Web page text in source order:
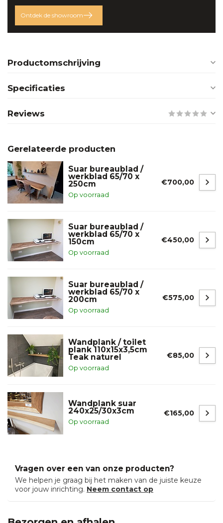
Ontdek de showroom
Productomschrijving
Specificaties
Reviews
Gerelateerde producten
Suar bureaublad /
werkblad 65/70 x
250cm
Op voorraad
€700,00
Suar bureaublad /
werkblad 65/70 x
150cm
Op voorraad
€450,00
Suar bureaublad /
werkblad 65/70 x
200cm
Op voorraad
€575,00
Wandplank / toilet
plank 110x15x3,5cm
Teak naturel
Op voorraad
€85,00
Wandplank suar
240x25/30x3cm
Op voorraad
€165,00
Vragen over een van onze producten?
We helpen je graag bij het maken van de juiste keuze
voor jouw inrichting. Neem contact op